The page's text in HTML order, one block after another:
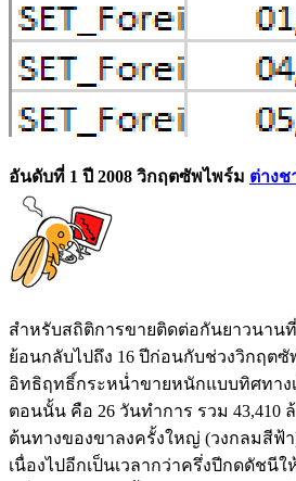
อันดับที่ 1 ปี 2008 วิกฤตซัพไพร์ม ต่าง
สำหรับสถิติการขายติดต่อกันยาวนาน
ย้อนกลับไปถึง 16 ปีก่อนกับช่วงวิกฤต
อิทธิฤทธิ์กระหน่ำขายหนักแบบทิศทาง
ตอนนั้น คือ 26 วันทำการ รวม 43,410
ต้นทางของขาลงครั้งใหญ่ (วงกลมสีฟ้
เนื่องไปอีกเป็นเวลากว่าครึ่งปีกดดัชนีใ